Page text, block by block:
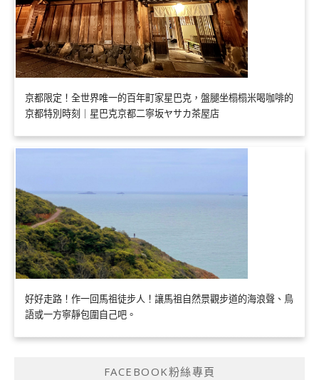
京都限定！全世界唯一的百年町家星巴克，盤腿坐榻榻米喝咖啡的
京都特別時刻｜星巴克京都二寧坂ヤサカ茶屋店
好好走路！作一回馬祖徒步人！讓馬祖自然景觀步道的海浪聲、鳥
語或一方寧靜包圍自己吧。
FACEBOOK粉絲專頁